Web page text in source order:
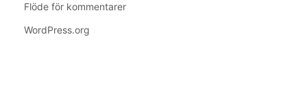
Flöde för kommentarer
WordPress.org